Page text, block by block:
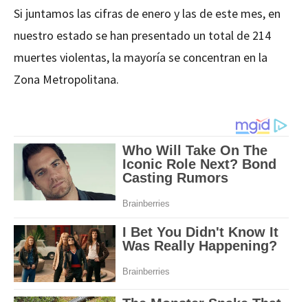
Si juntamos las cifras de enero y las de este mes, en
nuestro estado se han presentado un total de 214
muertes violentas, la mayoría se concentran en la
Zona Metropolitana.